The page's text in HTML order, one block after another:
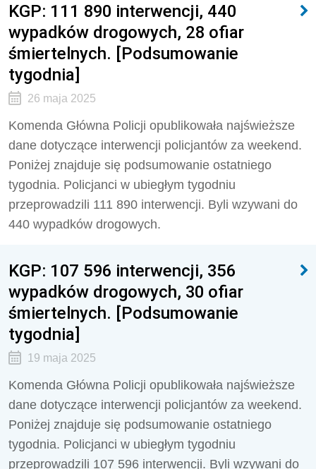
KGP: 111 890 interwencji, 440
wypadków drogowych, 28 ofiar
śmiertelnych. [Podsumowanie
tygodnia]
26 maja 2025
Komenda Główna Policji opublikowała najświeższe
dane dotyczące interwencji policjantów za weekend.
Poniżej znajduje się podsumowanie ostatniego
tygodnia. Policjanci w ubiegłym tygodniu
przeprowadzili 111 890 interwencji. Byli wzywani do
440 wypadków drogowych.
KGP: 107 596 interwencji, 356
wypadków drogowych, 30 ofiar
śmiertelnych. [Podsumowanie
tygodnia]
19 maja 2025
Komenda Główna Policji opublikowała najświeższe
dane dotyczące interwencji policjantów za weekend.
Poniżej znajduje się podsumowanie ostatniego
tygodnia. Policjanci w ubiegłym tygodniu
przeprowadzili 107 596 interwencji. Byli wzywani do